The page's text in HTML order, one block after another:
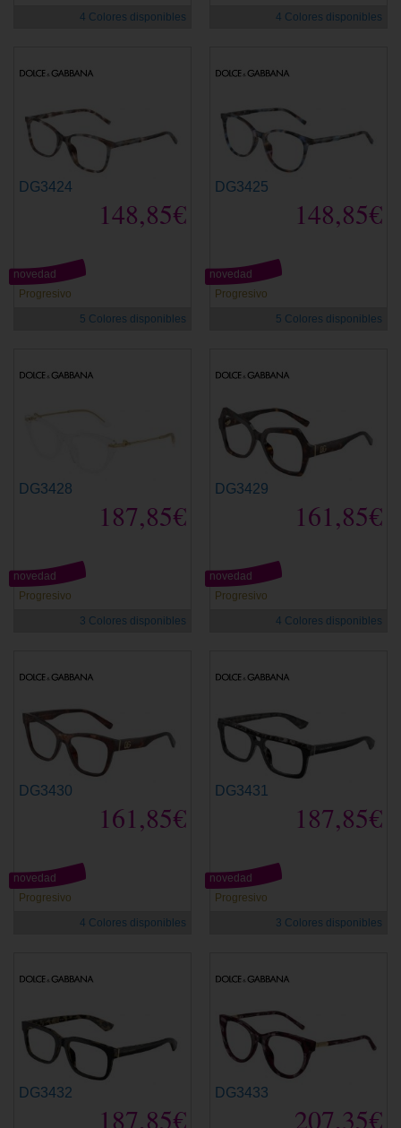
4 Colores disponibles 4 Colores disponibles
DG3424
148,85€
Progresivo
novedad
5 Colores disponibles
DG3425
148,85€
Progresivo
novedad
5 Colores disponibles
DG3428
187,85€
Progresivo
novedad
3 Colores disponibles
DG3429
161,85€
Progresivo
novedad
4 Colores disponibles
DG3430
161,85€
Progresivo
novedad
4 Colores disponibles
DG3431
187,85€
Progresivo
novedad
3 Colores disponibles
DG3432
187,85€
DG3433
207,35€